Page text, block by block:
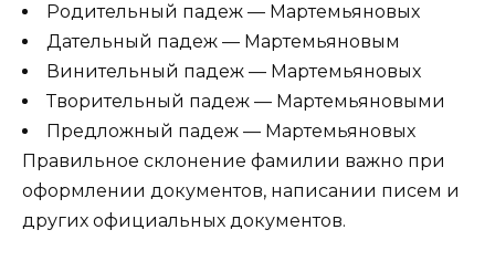
Родительный падеж — Мартемьяновых
Дательный падеж — Мартемьяновым
Винительный падеж — Мартемьяновых
Творительный падеж — Мартемьяновыми
Предложный падеж — Мартемьяновых
Правильное склонение фамилии важно при
оформлении документов, написании писем и
других официальных документов.